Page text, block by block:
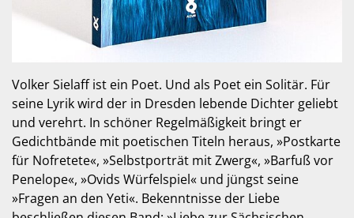
Volker Sielaff ist ein Poet. Und als Poet ein Solitär. Für
seine Lyrik wird der in Dresden lebende Dichter geliebt
und verehrt. In schöner Regelmäßigkeit bringt er
Gedichtbände mit poetischen Titeln heraus, »Postkarte
für Nofretete«, »Selbstporträt mit Zwerg«, »Barfuß vor
Penelope«, »Ovids Würfelspiel« und jüngst seine
»Fragen an den Yeti«. Bekenntnisse der Liebe